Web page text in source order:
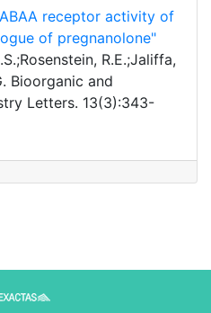
receptor activity of
of pregnanolone"
R.E.;Jaliffa,
Bioorganic and
Letters. 13(3):343-